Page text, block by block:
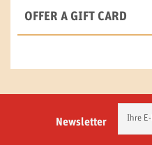
OFFER A GIFT CARD
Newsletter